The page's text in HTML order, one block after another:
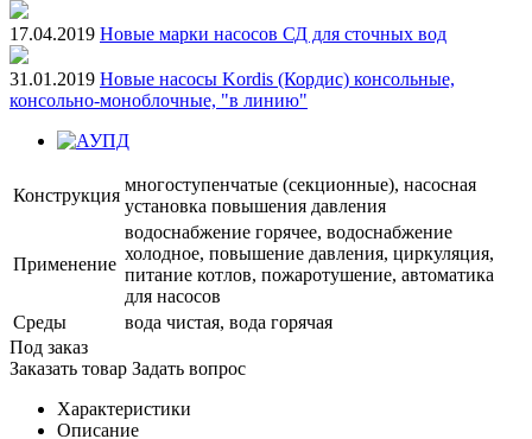
17.04.2019 Новые марки насосов СД для сточных вод
31.01.2019 Новые насосы Kordis (Кордис) консольные,
консольно-моноблочные, "в линию"
Конструкция
многоступенчатые (секционные), насосная
установка повышения давления
Применение
водоснабжение горячее, водоснабжение
холодное, повышение давления, циркуляция,
питание котлов, пожаротушение, автоматика
для насосов
Среды
вода чистая, вода горячая
Под заказ
Заказать товар Задать вопрос
Характеристики
Описание